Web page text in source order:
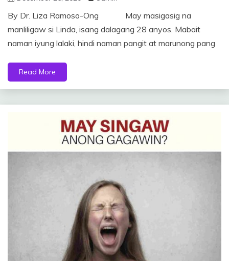
By Dr. Liza Ramoso-Ong May masigasig na
manliligaw si Linda, isang dalagang 28 anyos. Mabait
naman iyung lalaki, hindi naman pangit at marunong pang
Read More